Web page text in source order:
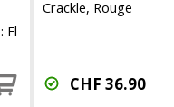
Fl
Crackle, Rouge
CHF 36.90